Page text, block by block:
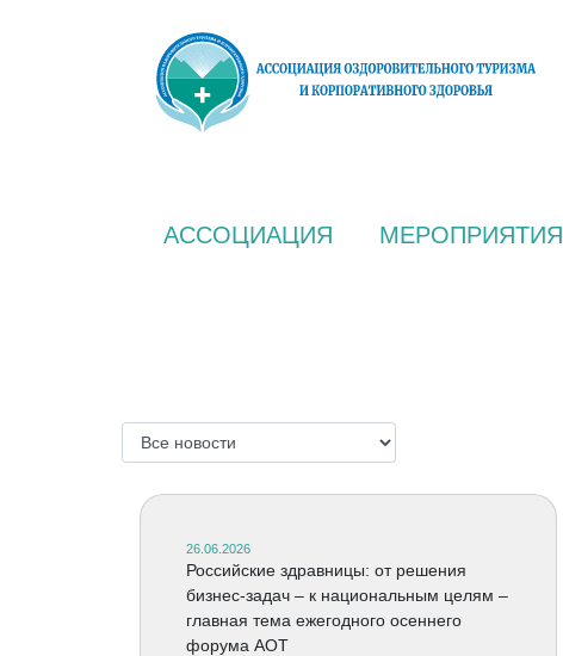
АССОЦИАЦИЯ МЕРОПРИЯТИЯ
26.06.2026
Российские здравницы: от решения
бизнес-задач – к национальным целям –
главная тема ежегодного осеннего
форума АОТ